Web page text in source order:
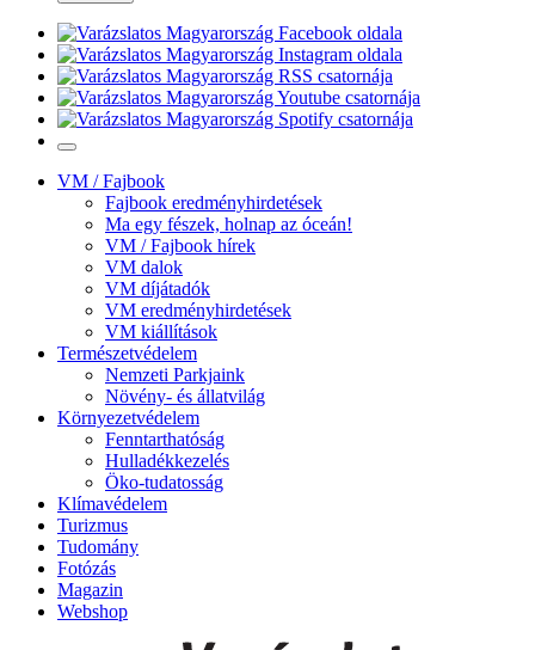
VM / Fajbook
Fajbook eredményhirdetések
Ma egy fészek, holnap az óceán!
VM / Fajbook hírek
VM dalok
VM díjátadók
VM eredményhirdetések
VM kiállítások
Természetvédelem
Nemzeti Parkjaink
Növény- és állatvilág
Környezetvédelem
Fenntarthatóság
Hulladékkezelés
Öko-tudatosság
Klímavédelem
Turizmus
Tudomány
Fotózás
Magazin
Webshop